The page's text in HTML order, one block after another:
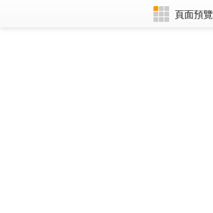
頁面預覽